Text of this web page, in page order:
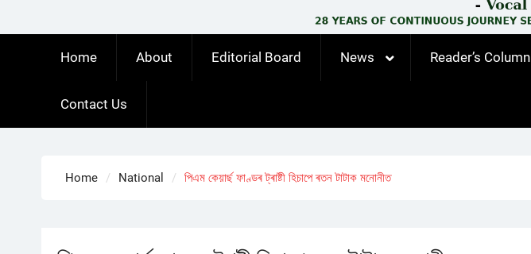
Home About Editorial Board News Reader’s Column
Contact Us
Home National পিএম কেয়াৰ্ছ ফাণ্ডৰ ট্ৰাষ্টী হিচাপে ৰতন টাটাক মনোনীত